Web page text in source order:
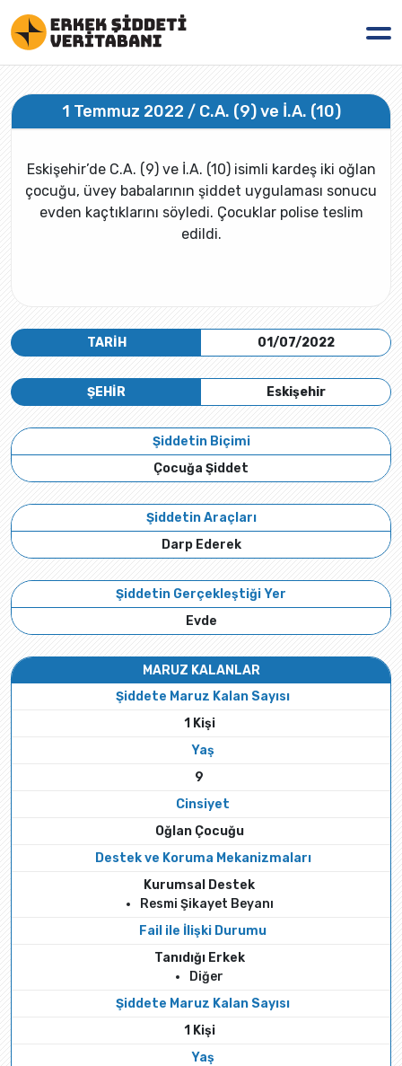
1 Temmuz 2022 / C.A. (9) ve İ.A. (10)
Eskişehir’de C.A. (9) ve İ.A. (10) isimli kardeş iki oğlan
çocuğu, üvey babalarının şiddet uygulaması sonucu
evden kaçtıklarını söyledi. Çocuklar polise teslim
edildi.
TARİH 01/07/2022
Eskişehir
ŞEHİR
Şiddetin Biçimi
Çocuğa Şiddet
Şiddetin Araçları
Darp Ederek
Şiddetin Gerçekleştiği Yer
Evde
MARUZ KALANLAR
Şiddete Maruz Kalan Sayısı
1 Kişi
Yaş
9
Cinsiyet
Oğlan Çocuğu
Destek ve Koruma Mekanizmaları
Kurumsal Destek
Resmi Şikayet Beyanı
Fail ile İlişki Durumu
Tanıdığı Erkek
Diğer
Şiddete Maruz Kalan Sayısı
1 Kişi
Yaş